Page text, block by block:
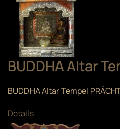
BUDDHA Altar
BUDDHA Altar Tempel
Details